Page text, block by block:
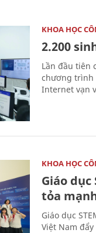
KHOA HỌC
2.200
Lần đầu tiên
chương trình
Internet vạn
KHOA HỌC
Giáo
tỏa
Giáo dục
Việt Nam